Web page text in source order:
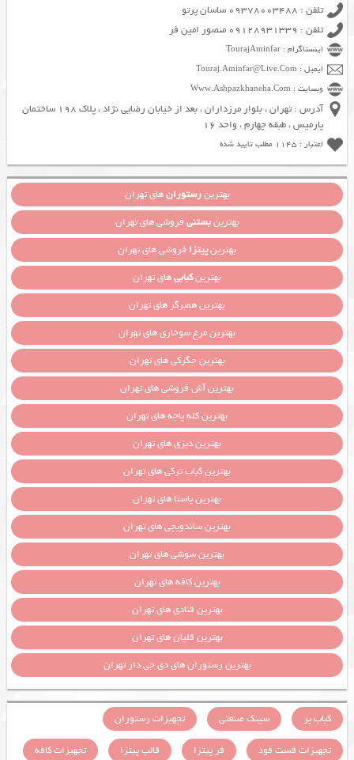
تلفن : 09378003488 ساسان پرتو
تلفن : 09128931339 منصور امین فر
اینستاگرام : TourajAminfar
ایمیل : Touraj.Aminfar@Live.Com
وبسایت : Www.Ashpazkhaneha.Com
آدرس : تهران ، بلوار مرزداران ، بعد از خیابان رضایی نژاد ، پلاک 198 ساختمان
پارمیس ، طبقه چهارم ، واحد 16
اعتبار : 1145 مطلب تایید شده
بهترینرستورانهای تهران
بهترینبستنی فروشی های تهران
بهترینپیتزا فروشی های تهران
بهترینکبابیهای تهران
بهترین همبرگر های تهران
بهترین مرغ سوخاری های تهران
بهترین جگرکی های تهران
بهترین آش فروشی های تهران
بهترین کله پاچه های تهران
بهترین دیزی های تهران
بهترین کباب ترکی های تهران
بهترین پاستا های تهران
بهترین ساندویچی های تهران
بهترین سوشی های تهران
بهترین کافه های تهران
بهترین قنادی های تهران
بهترین قلیان های تهران
بهترین رستوران های دی جی دار تهران
کباب پز سینک صنعتی
تجهیزات رستوران
تجهیزات فست فود
فر پیتزا قالب پیتزا
تجهیزات کافه